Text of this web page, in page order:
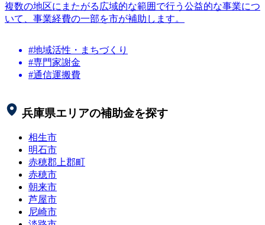
複数の地区にまたがる広域的な範囲で行う公益的な事業につ
いて、事業経費の一部を市が補助します。
#地域活性・まちづくり
#専門家謝金
#通信運搬費
兵庫県エリアの補助金を探す
相生市
明石市
赤穂郡上郡町
赤穂市
朝来市
芦屋市
尼崎市